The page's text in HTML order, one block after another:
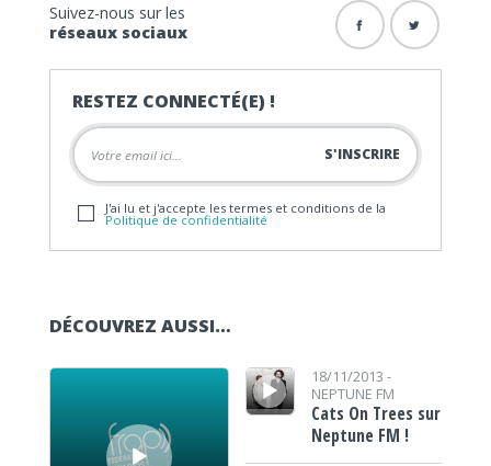
Suivez-nous sur les
réseaux sociaux
RESTEZ CONNECTÉ(E) !
J'ai lu et j'accepte les termes et conditions de la
Politique de confidentialité
DÉCOUVREZ AUSSI…
Lecteur audio
Lecteur audio18/11/2013 -
NEPTUNE FM
Cats On Trees sur
Neptune FM !